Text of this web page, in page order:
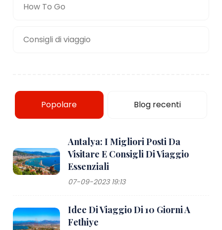
How To Go
Consigli di viaggio
Popolare Blog recenti
Antalya: I Migliori Posti Da
Visitare E Consigli Di Viaggio
Essenziali
07-09-2023 19:13
Idee Di Viaggio Di 10 Giorni A
Fethiye